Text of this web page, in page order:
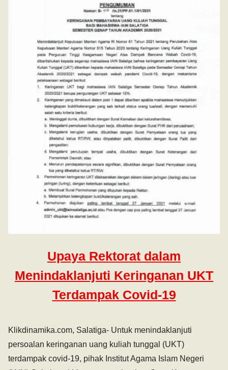
Upaya Rektorat dalam
Menindaklanjuti Keringanan UKT
Terdampak Covid-19
Klikdinamika.com, Salatiga- Untuk menindaklanjuti
persoalan keringanan uang kuliah tunggal (UKT)
terdampak covid-19, pihak Institut Agama Islam Negeri